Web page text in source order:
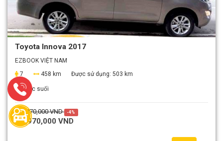
Toyota Innova 2017
EZBOOK VIỆT NAM
7
458 km Được sử dụng: 503 km
Nước suối
3,070,000 VND -4%
2,970,000 VND